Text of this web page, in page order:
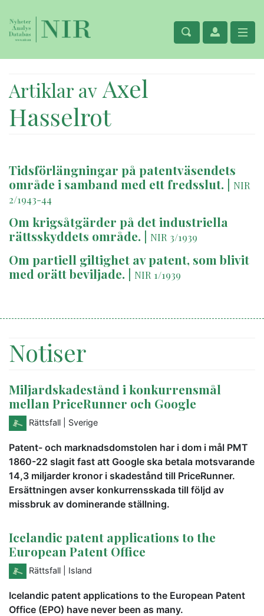
Artiklar av Axel
Hasselrot
Tidsförlängningar på patentväsendets
område i samband med ett fredsslut. | NIR
2/1943-44
Om krigsåtgärder på det industriella
rättsskyddets område. | NIR 3/1939
Om partiell giltighet av patent, som blivit
med orätt beviljade. | NIR 1/1939
Notiser
Miljardskadestånd i konkurrensmål
mellan PriceRunner och Google
Rättsfall | Sverige
Patent- och marknadsdomstolen har i dom i mål PMT
1860-22 slagit fast att Google ska betala motsvarande
14,3 miljarder kronor i skadestånd till PriceRunner.
Ersättningen avser konkurrensskada till följd av
missbruk av dominerande ställning.
Icelandic patent applications to the
European Patent Office
Rättsfall | Island
Icelandic patent applications to the European Patent
Office (EPO) have never been as many.